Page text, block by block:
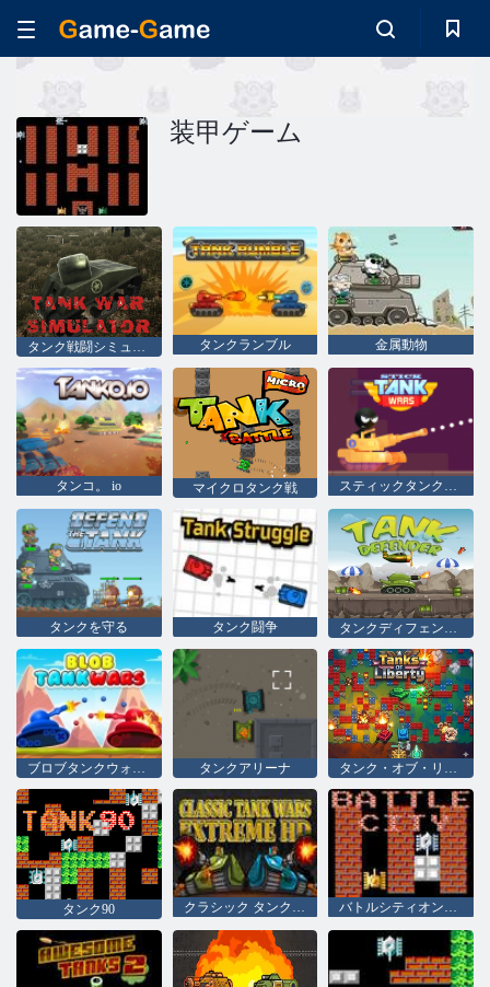
装甲ゲーム
タンク戦闘シミュレータ タンクランブル 金属動物
タンコ。 io マイクロタンク戦 スティックタンクウォーズ
タンクを守る タンク闘争 タンクディフェンダー
ブロブタンクウォーズ タンクアリーナ タンク・オブ・リバティ
タンク90 クラシック タンク ウォーズ エクストリーム HD バトルシティオンライン